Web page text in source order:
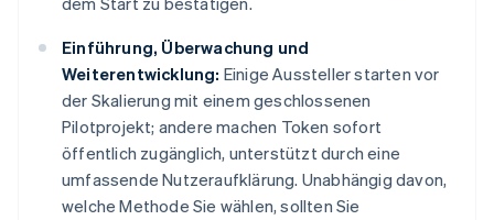
Einführung, Überwachung und
Weiterentwicklung: Einige Aussteller starten vor
der Skalierung mit einem geschlossenen
Pilotprojekt; andere machen Token sofort
öffentlich zugänglich, unterstützt durch eine
umfassende Nutzeraufklärung. Unabhängig davon,
welche Methode Sie wählen, sollten Sie